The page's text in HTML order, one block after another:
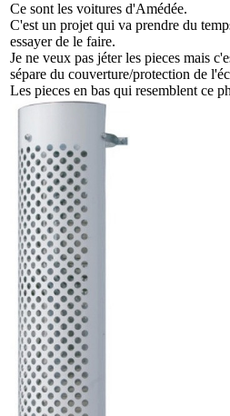
Ce sont les voitures d'Amédée.
C'est un projet qui va prendre du
essayer de le faire.
Je ne veux pas jéter les pieces mais
sépare du couverture/protection de
Les pieces en bas qui resemblent ce